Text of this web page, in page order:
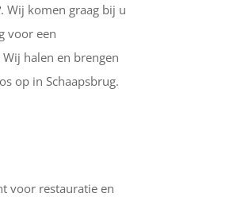
Wij komen graag bij u
voor een
halen en brengen
op in Schaapsbrug.
voor restauratie en